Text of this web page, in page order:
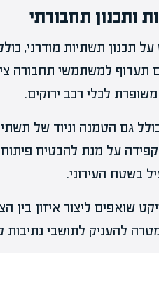
ותכנון תחבורתי
תעדוף למשתמשי תחבורה
משופרת לכלי רכב ירוקים.
גם הטמנה וניוד של
על מנת להבטיח
בשטח העירוני.
שואפים ליצור איזון בין
להעניק לתושבי נתיבות